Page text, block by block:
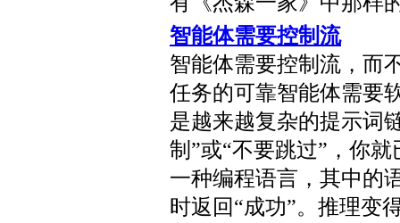
智能体需要控制流
智能体需要控制流，而
任务的可靠智能体需要
是越来越复杂的提示词
制”或“不要跳过”，你
一种编程语言，其中的
时返回“成功”。推理变